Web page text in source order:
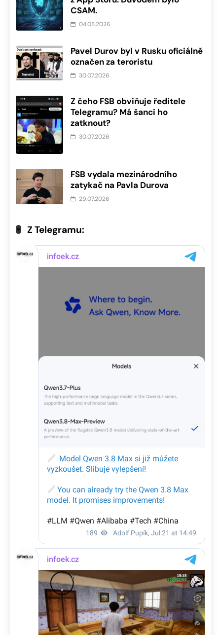
CSAM.
04.08.2026
Pavel Durov byl v Rusku oficiálně
označen za teroristu
30.07.2026
Z čeho FSB obviňuje ředitele
Telegramu? Má šanci ho
zatknout?
30.07.2026
FSB vydala mezinárodního
zatykač na Pavla Durova
29.07.2026
Z Telegramu: